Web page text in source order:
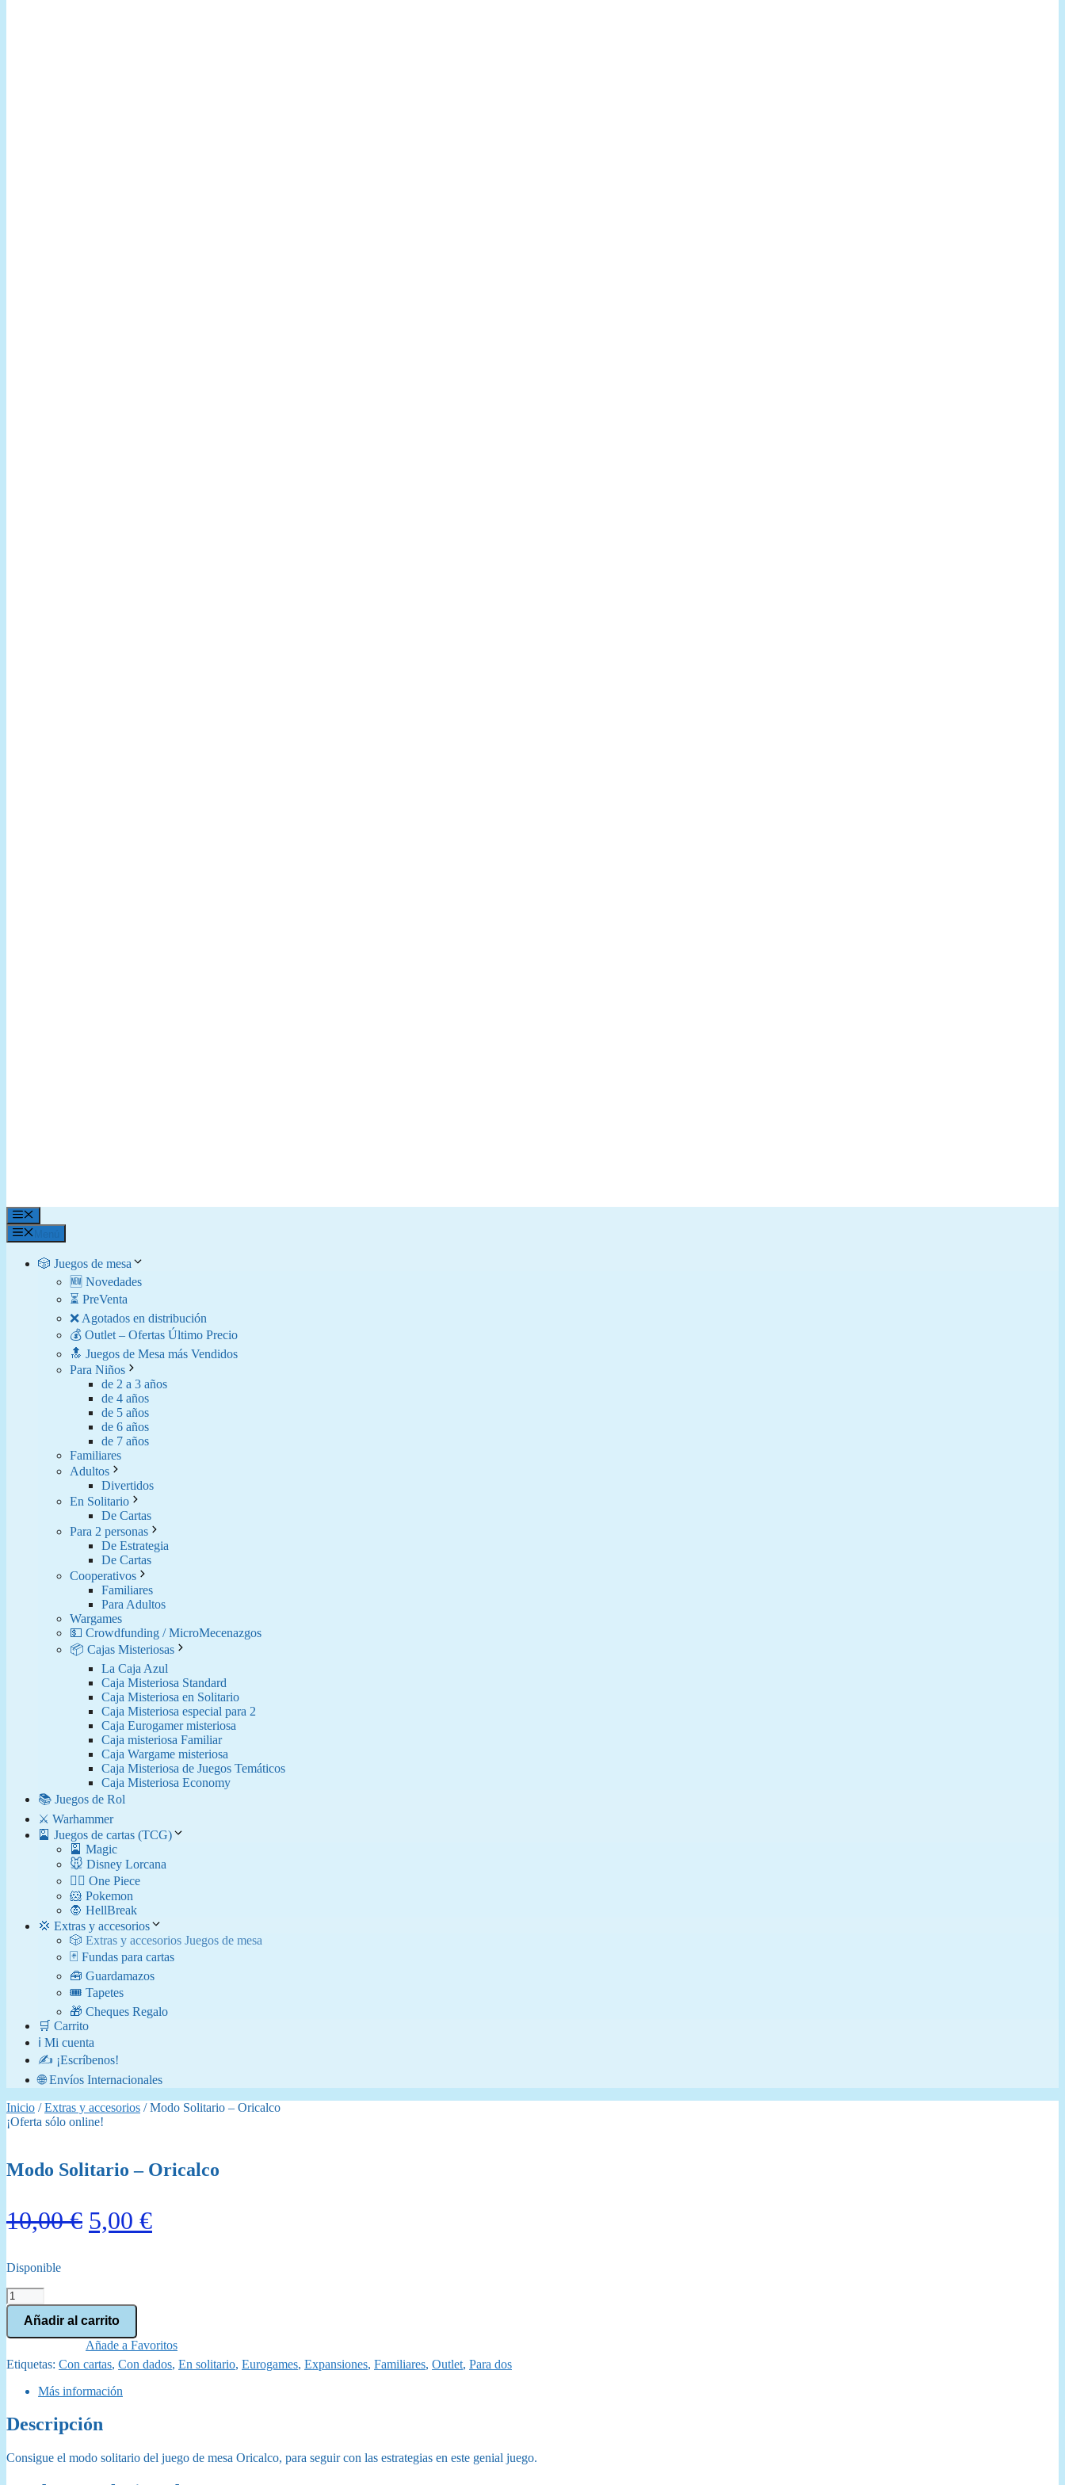
Menú
🎲 Juegos de mesa
🆕 Novedades
⏳ PreVenta
❌ Agotados en distribución
💰 Outlet – Ofertas Último Precio
🔝 Juegos de Mesa más Vendidos
Para Niños
de 2 a 3 años
de 4 años
de 5 años
de 6 años
de 7 años
Familiares
Adultos
Divertidos
En Solitario
De Cartas
Para 2 personas
De Estrategia
De Cartas
Cooperativos
Familiares
Para Adultos
Wargames
💵 Crowdfunding / MicroMecenazgos
📦 Cajas Misteriosas
La Caja Azul
Caja Misteriosa Standard
Caja Misteriosa en Solitario
Caja Misteriosa especial para 2
Caja Eurogamer misteriosa
Caja misteriosa Familiar
Caja Wargame misteriosa
Caja Misteriosa de Juegos Temáticos
Caja Misteriosa Economy
📚 Juegos de Rol
⚔️ Warhammer
🎴 Juegos de cartas (TCG)
🎴 Magic
🐭 Disney Lorcana
🏴‍☠️ One Piece
🐹 Pokemon
🧛​ HellBreak
💢 Extras y accesorios
🎲 Extras y accesorios Juegos de mesa
🃏 Fundas para cartas
🧰 Guardamazos
🎟️ Tapetes
🎁 Cheques Regalo
🛒 Carrito
ℹ️ Mi cuenta
✍️ ¡Escríbenos!
🌐 Envíos Internacionales
Inicio /Extras y accesorios / Modo Solitario – Oricalco
¡Oferta sólo online!
Modo Solitario – Oricalco
10,00€ El
era:
10,00 €.
5,00 €El
5,00 €.
Disponible
Modo
Solitario
Oricalco
Añadir al carrito
Añade a Favoritos
Etiquetas: Con cartas, Con dados, En solitario, Eurogames, Expansiones, Familiares, Outlet, Para dos
Más información
Descripción
Consigue el modo solitario del juego de mesa Oricalco, para seguir con las estrategias en este genial juego.